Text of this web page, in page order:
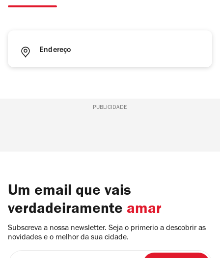
Endereço
PUBLICIDADE
Um email que vais
verdadeiramente amar
Subscreva a nossa newsletter. Seja o primerio a descobrir as
novidades e o melhor da sua cidade.